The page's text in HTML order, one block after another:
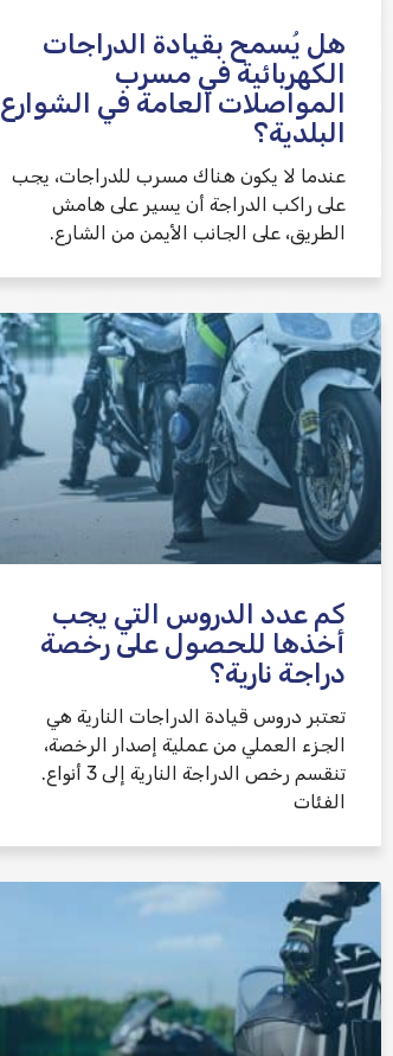
هل يُسمح بقيادة الدراجات
الكهربائية في مسرب
المواصلات العامة في الشوارع
البلدية؟
عندما لا يكون هناك مسرب للدراجات، يجب
على راكب الدراجة أن يسير على هامش
الطريق، على الجانب الأيمن من الشارع.
كم عدد الدروس التي يجب
أخذها للحصول على رخصة
دراجة نارية؟
تعتبر دروس قيادة الدراجات النارية هي
الجزء العملي من عملية إصدار الرخصة،
تنقسم رخص الدراجة النارية إلى 3 أنواع.
الفئات